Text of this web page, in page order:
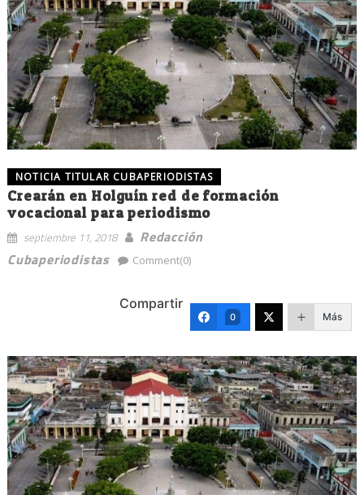
NOTICIA TITULAR CUBAPERIODISTAS
Crearán en Holguín red de formación
vocacional para periodismo
septiembre 11, 2018
Redacción
Cubaperiodistas
Comment(0)
Compartir
0 Más